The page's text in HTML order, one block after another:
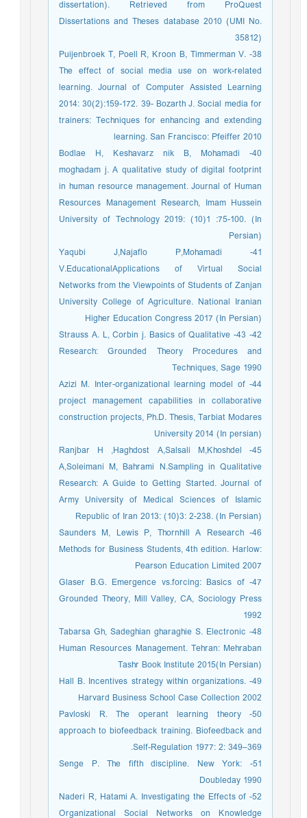
dissertation). Retrieved from ProQuest
Dissertations and Theses database 2010 (UMI No.
35812)
38- Puijenbroek T, Poell R, Kroon B, Timmerman V.
The effect of social media use on work-related
learning. Journal of Computer Assisted Learning
2014: 30(2):159-172. 39- Bozarth J. Social media for
trainers: Techniques for enhancing and extending
learning. San Francisco: Pfeiffer 2010
40- Bodlae H, Keshavarz nik B, Mohamadi
moghadam j. A qualitative study of digital footprint
in human resource management. Journal of Human
Resources Management Research, Imam Hussein
University of Technology 2019: (10)1 :75-100. (In
Persian)
41- Yaqubi J,Najaflo P,Mohamadi
V.EducationalApplications of Virtual Social
Networks from the Viewpoints of Students of Zanjan
University College of Agriculture. National Iranian
Higher Education Congress 2017 (In Persian)
42- 43- Strauss A. L, Corbin j. Basics of Qualitative
Research: Grounded Theory Procedures and
Techniques, Sage 1990
44- Azizi M. Inter-organizational learning model of
project management capabilities in collaborative
construction projects, Ph.D. Thesis, Tarbiat Modares
University 2014 (In persian)
45- Ranjbar H ,Haghdost A,Salsali M,Khoshdel
A,Soleimani M, Bahrami N.Sampling in Qualitative
Research: A Guide to Getting Started. Journal of
Army University of Medical Sciences of Islamic
Republic of Iran 2013: (10)3: 2-238. (In Persian)
46- Saunders M, Lewis P, Thornhill A Research
Methods for Business Students, 4th edition. Harlow:
Pearson Education Limited 2007
47- Glaser B.G. Emergence vs.forcing: Basics of
Grounded Theory, Mill Valley, CA, Sociology Press
1992
48- Tabarsa Gh, Sadeghian gharaghie S. Electronic
Human Resources Management. Tehran: Mehraban
Tashr Book Institute 2015(In Persian)
49- Hall B. Incentives strategy within organizations.
Harvard Business School Case Collection 2002
50- Pavloski R. The operant learning theory
approach to biofeedback training. Biofeedback and
Self-Regulation 1977: 2: 349–369.
51- Senge P. The fifth discipline. New York:
Doubleday 1990
52- Naderi R, Hatami A. Investigating the Effects of
Organizational Social Networks on Knowledge